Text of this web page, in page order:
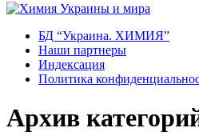
БД “Украина. ХИМИЯ”
Наши партнеры
Индексация
Политика
Архив